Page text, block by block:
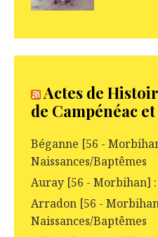
Actes de
de Campénéac
Béganne [56 -
Naissances/Baptêmes
Auray [56 - Morbihan] :
Arradon [56 -
Naissances/Baptêmes